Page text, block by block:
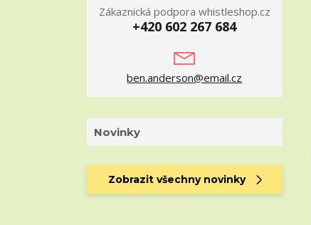
Zákaznická podpora whistleshop.cz
+420 602 267 684
ben.anderson@email.cz
Novinky
Zobrazit všechny novinky